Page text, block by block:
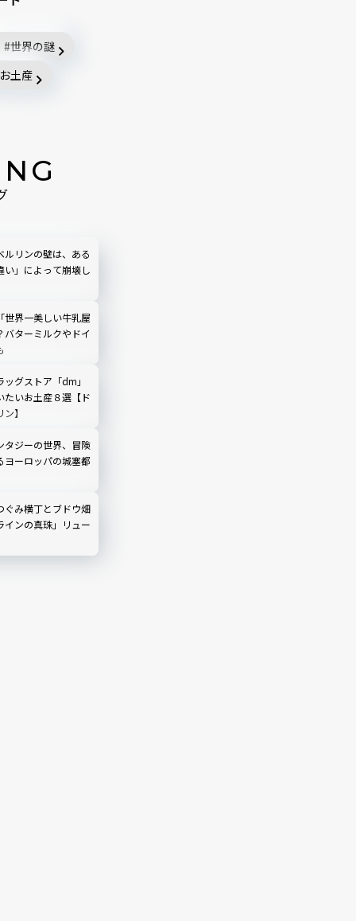
世界の謎
お土産
ルリンの壁は、ある
い」によって崩壊し
世界一美しい牛乳屋
バターミルクやドイ
グストア「dm」
たいお土産８選【ド
】
タジーの世界、冒険
ヨーロッパの城塞都
ぐみ横丁とブドウ畑
インの真珠」リュー